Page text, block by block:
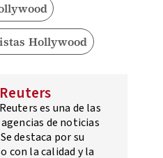
Hollywood
es una de las
de noticias
destaca por su
con la calidad y la